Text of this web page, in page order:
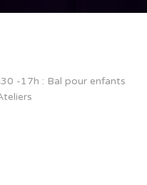
-17h : Bal pour enfants